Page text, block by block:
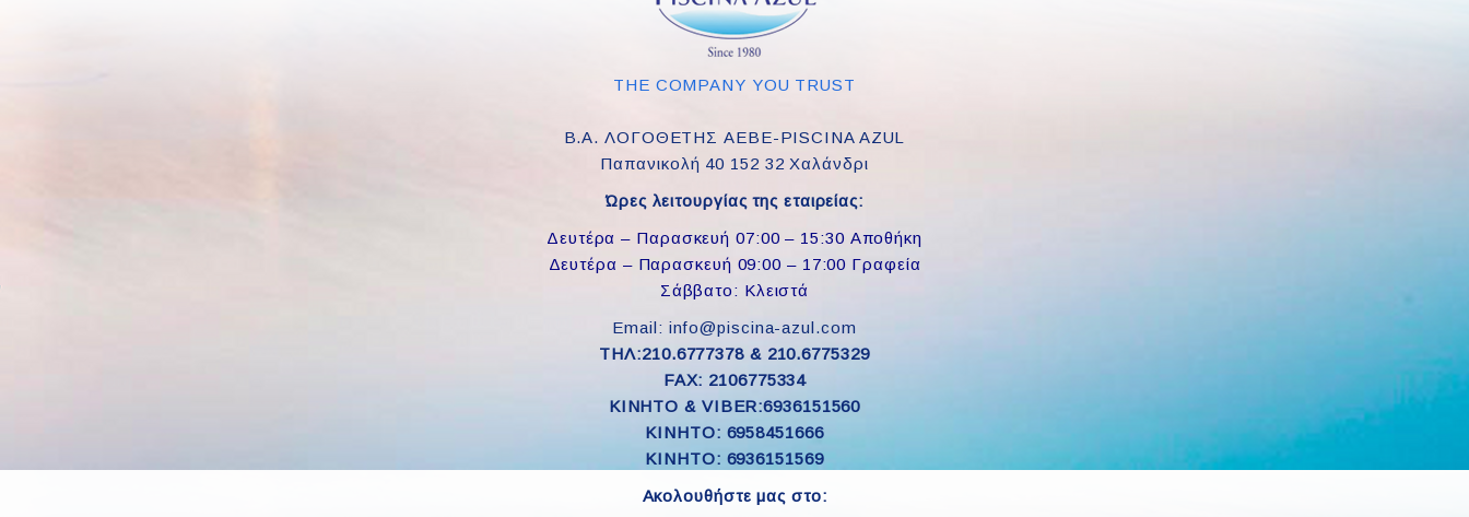
THE COMPANY YOU TRUST
Β.Α. ΛΟΓΟΘΕΤΗΣ ΑΕΒΕ-PISCINA AZUL
Παπανικολή 40 152 32 Χαλάνδρι
Ώρες λειτουργίας της εταιρείας:
Δευτέρα – Παρασκευή 07:00 – 15:30 Αποθήκη
Δευτέρα – Παρασκευή 09:00 – 17:00 Γραφεία
Σάββατο: Κλειστά
Email: info@piscina-azul.com
ΤΗΛ:210.6777378 & 210.6775329
FAX: 2106775334
ΚΙΝΗΤΟ & VIBER:6936151560
KINHTO: 6958451666
KINHTO: 6936151569
Ακολουθήστε μας στο: